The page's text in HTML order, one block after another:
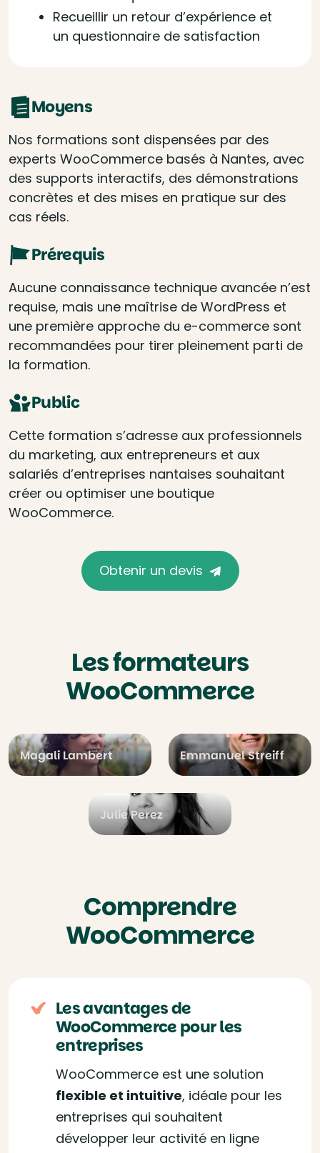
Recueillir un retour d’expérience et
un questionnaire de satisfaction
Moyens
Nos formations sont dispensées par des
experts WooCommerce basés à Nantes, avec
des supports interactifs, des démonstrations
concrètes et des mises en pratique sur des
cas réels.
Prérequis
Aucune connaissance technique avancée n’est
requise, mais une maîtrise de WordPress et
une première approche du e-commerce sont
recommandées pour tirer pleinement parti de
la formation.
Public
Cette formation s’adresse aux professionnels
du marketing, aux entrepreneurs et aux
salariés d’entreprises nantaises souhaitant
créer ou optimiser une boutique
WooCommerce.
Obtenir un devis
Les formateurs
WooCommerce
Magali Lambert Emmanuel Streiff
Julie Perez
Comprendre
WooCommerce
Les avantages de
WooCommerce pour les
entreprises
WooCommerce est une solution
flexible et intuitive, idéale pour les
entreprises qui souhaitent
développer leur activité en ligne